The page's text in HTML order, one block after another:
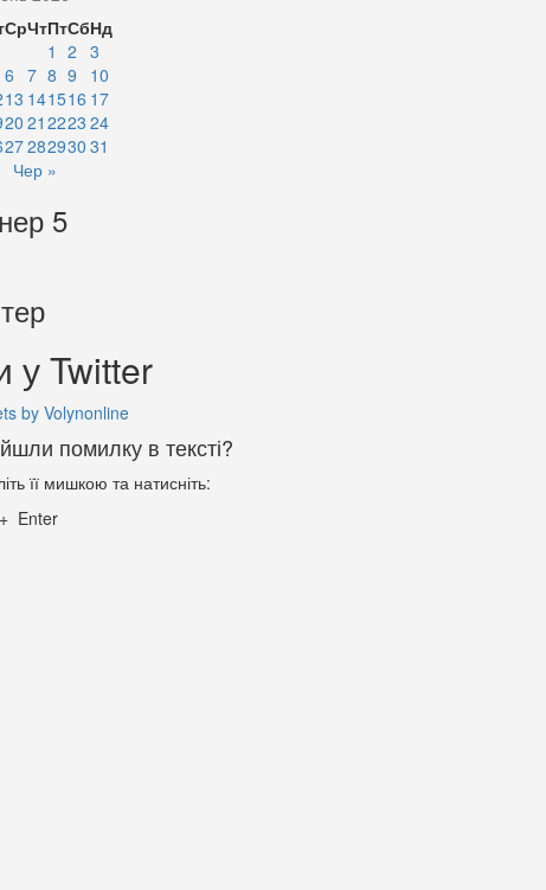
СрЧтПтСбНд
1 2 3
6 7 8 9
10
13 141516 17
20 21 2223 24
27282930 31
Чер »
5
у Twitter
by Volynonline
помилку в тексті?
її мишкою та натисніть:
+ Enter